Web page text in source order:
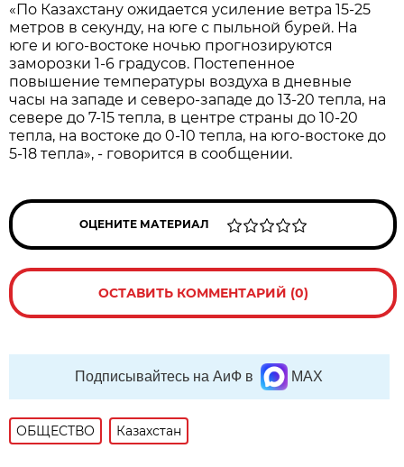
«По Казахстану ожидается усиление ветра 15-25
метров в секунду, на юге с пыльной бурей. На
юге и юго-востоке ночью прогнозируются
заморозки 1-6 градусов. Постепенное
повышение температуры воздуха в дневные
часы на западе и северо-западе до 13-20 тепла, на
севере до 7-15 тепла, в центре страны до 10-20
тепла, на востоке до 0-10 тепла, на юго-востоке до
5-18 тепла», - говорится в сообщении.
ОЦЕНИТЕ МАТЕРИАЛ
ОСТАВИТЬ КОММЕНТАРИЙ (0)
Подписывайтесь на АиФ в MAX
ОБЩЕСТВО Казахстан